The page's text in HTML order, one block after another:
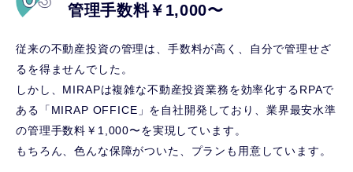
管理手数料￥1,000〜
従来の不動産投資の管理は、手数料が高く、自分で管理せざ
るを得ませんでした。
しかし、MIRAPは複雑な不動産投資業務を効率化するRPAで
ある「MIRAP OFFICE」を自社開発しており、業界最安水準
の管理手数料￥1,000〜を実現しています。
もちろん、色んな保障がついた、プランも用意しています。